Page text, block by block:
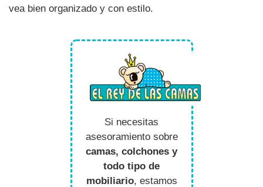
vea bien organizado y con estilo.
Si necesitas
asesoramiento sobre
camas, colchones y
todo tipo de
mobiliario, estamos